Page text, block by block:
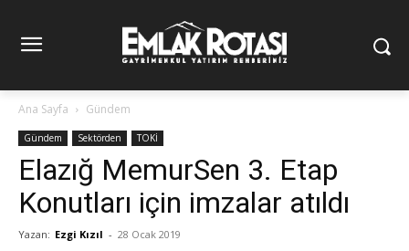
Ana Sayfa Gündem
Gündem Sektörden TOKİ
Elazığ MemurSen 3. Etap
Konutları için imzalar atıldı
Yazan: Ezgi Kızıl - 28 Ocak 2019